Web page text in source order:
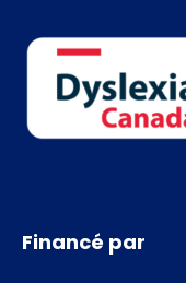
Financé par